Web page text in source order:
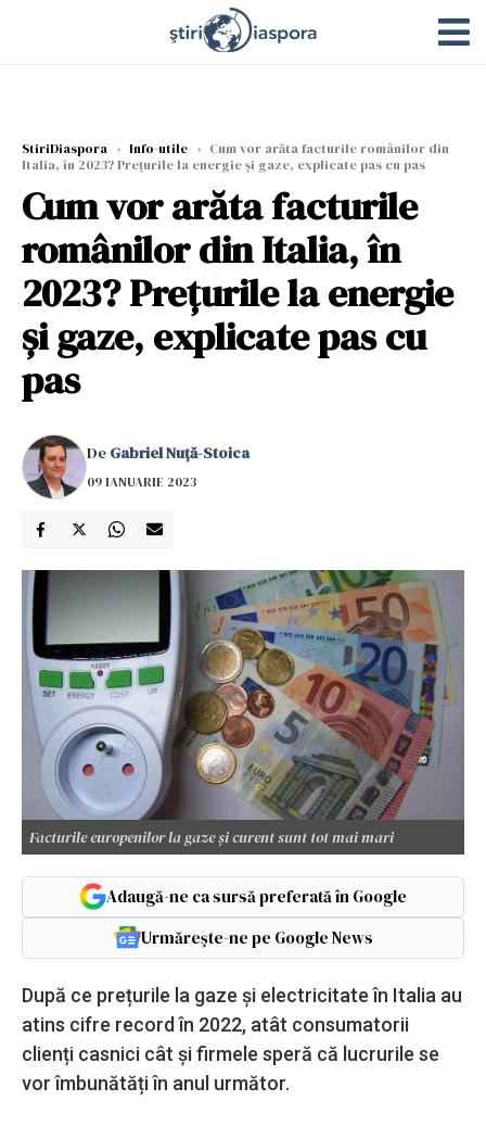
StiriDiaspora › Info-utile › Cum vor arăta facturile românilor din
Italia, în 2023? Prețurile la energie și gaze, explicate pas cu pas
Cum vor arăta facturile
românilor din Italia, în
2023? Prețurile la energie
și gaze, explicate pas cu
pas
De Gabriel Nuță-Stoica
09 IANUARIE 2023
Facturile europenilor la gaze și curent sunt tot mai mari
Adaugă-ne ca sursă preferată în Google
Urmărește-ne pe Google News
După ce prețurile la gaze și electricitate în Italia au
atins cifre record în 2022, atât consumatorii
clienți casnici cât și firmele speră că lucrurile se
vor îmbunătăți în anul următor.